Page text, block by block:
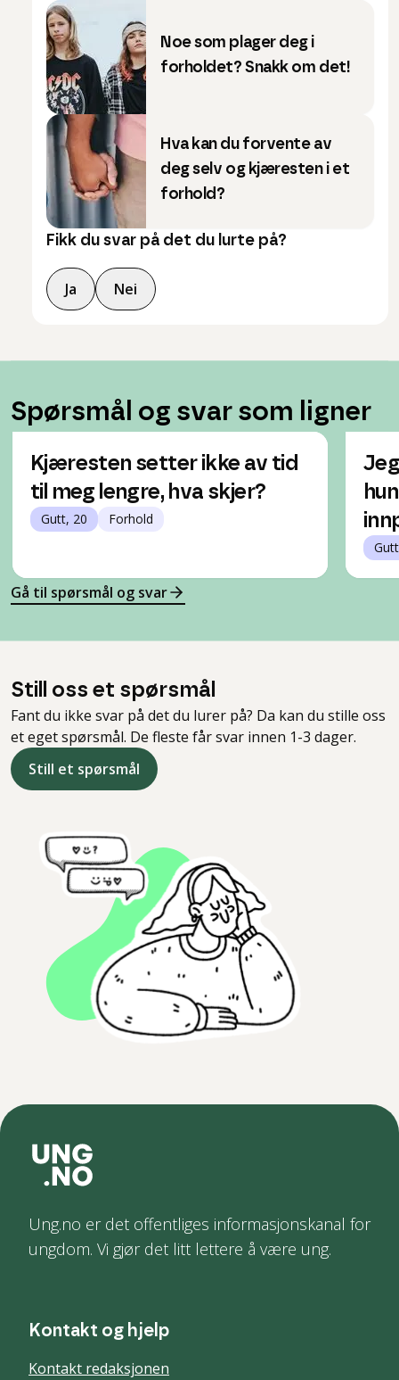
Noe som plager deg i
forholdet? Snakk om det!
Hva kan du forvente av
deg selv og kjæresten i et
forhold?
Fikk du svar på det du lurte på?
Ja Nei
Spørsmål og svar som ligner
Kjæresten setter ikke av tid
til meg lengre, hva skjer?
Gutt, 20 Forhold
Gå til spørsmål og svar
Still oss et spørsmål
Fant du ikke svar på det du lurer på? Da kan du stille oss
et eget spørsmål. De fleste får svar innen 1-3 dager.
Still et spørsmål
Ung.no er det offentliges informasjonskanal for
ungdom. Vi gjør det litt lettere å være ung.
Kontakt og hjelp
Kontakt redaksjonen